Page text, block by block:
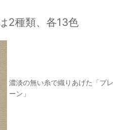
2種類、各13色
濃淡の無い糸で織りあげた「プレ
ーン」